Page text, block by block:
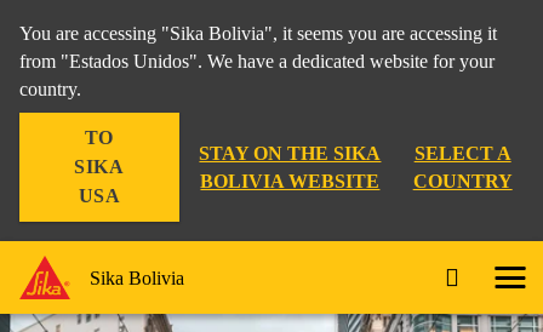
You are accessing "Sika Bolivia", it seems you are accessing it
from "Estados Unidos". We have a dedicated website for your
country.
TO
SIKA
USA
STAY ON THE SIKA
BOLIVIA WEBSITE
SELECT A
COUNTRY
Sika Bolivia